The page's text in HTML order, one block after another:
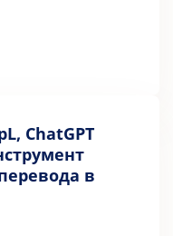
ChatGPT
в